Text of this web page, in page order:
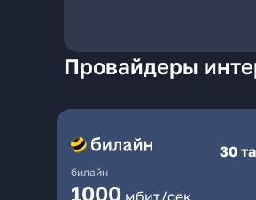
Провайдеры
билайн
30
1000 мбит/сек